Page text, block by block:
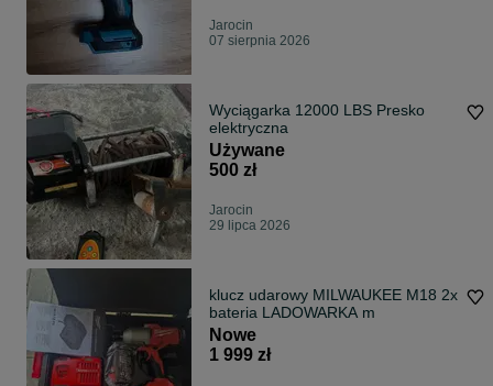
Jarocin
07 sierpnia 2026
Wyciągarka 12000 LBS Presko
elektryczna
Używane
500 zł
Jarocin
29 lipca 2026
klucz udarowy MILWAUKEE M18 2x
bateria LADOWARKA m
Nowe
1 999 zł